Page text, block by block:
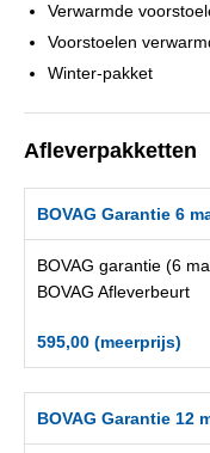
Verwarmde
Voorstoelen
Winter-pakket
Afleverpakketten
BOVAG Garantie 6
BOVAG garantie (6
BOVAG Afleverbeurt
595,00 (meerprijs)
BOVAG Garantie 12